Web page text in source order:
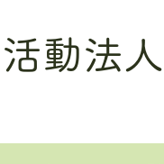
動法